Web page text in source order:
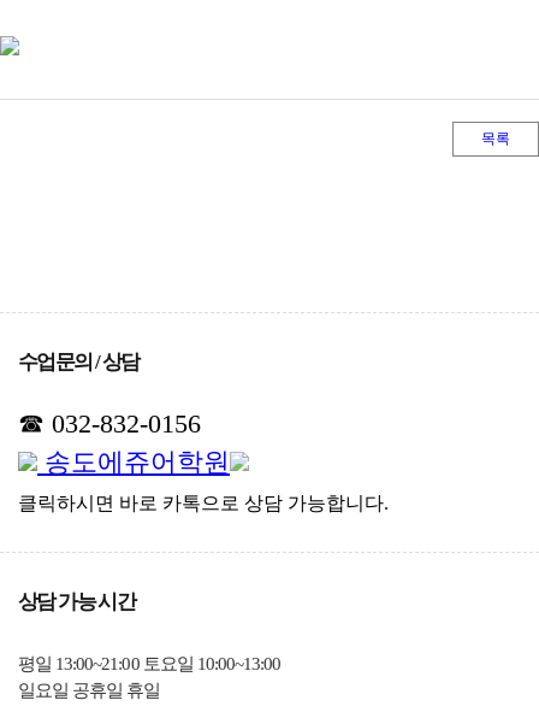
목록
수업문의 / 상담
☎ 032-832-0156
송도에쥬어학원
클릭하시면 바로 카톡으로 상담 가능합니다.
상담 가능 시간
평일 13:00~21:00 토요일 10:00~13:00
일요일 공휴일 휴일